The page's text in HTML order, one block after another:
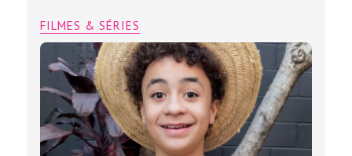
FILMES & SÉRIES